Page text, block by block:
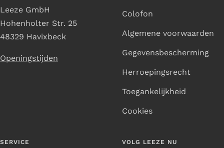
Leeze GmbH
Hohenholter Str. 25
48329 Havixbeck
Openingstijden
Colofon
Algemene voorwaarden
Gegevensbescherming
Herroepingsrecht
Toegankelijkheid
Cookies
SERVICE VOLG LEEZE NU